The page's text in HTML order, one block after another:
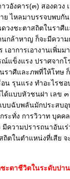
วอังคาร(๓) สองดวง
ย ไหลมาบรรจบพบกั
วงชะตาสถิตในราศี
กล้าหาญ ก็จะมีความ
อาการเอางานเพิ่มม
แข็งแรง ปราศจากโ
ราศีและภพที่ให้โทษ
น รุนแรง ทำอะไรชอ
ได้แบบหัวชนฝา เลข
บบฉับพลันมักประสบอุ
ระทั่ง การวิวาท บุคค
ความปรารถนาอันเ
ถิตในตำแหน่งที่เสีย จ
ะตาชีวิตในระดับปา